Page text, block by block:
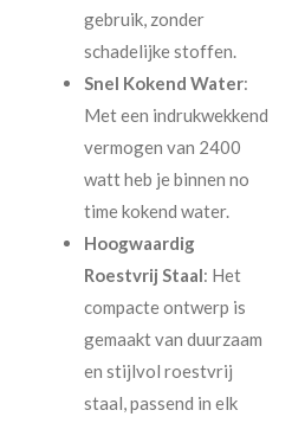
gebruik, zonder
schadelijke stoffen.
Snel Kokend Water:
Met een indrukwekkend
vermogen van 2400
watt heb je binnen no
time kokend water.
Hoogwaardig
Roestvrij Staal: Het
compacte ontwerp is
gemaakt van duurzaam
en stijlvol roestvrij
staal, passend in elk